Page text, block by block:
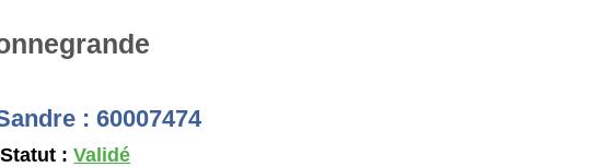
: 60007474
Statut :Validé